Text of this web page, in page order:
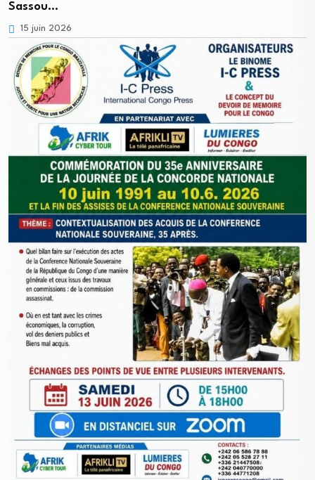
Sassou…
15 juin 2026